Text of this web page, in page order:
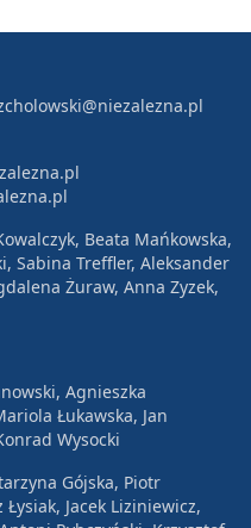
Beata Mańkowska,
Sabina Treffler, Aleksander
Żuraw, Anna Zyzek,
Agnieszka
Łukawska, Jan
Wysocki
Gójska, Piotr
Jacek Liziniewicz,